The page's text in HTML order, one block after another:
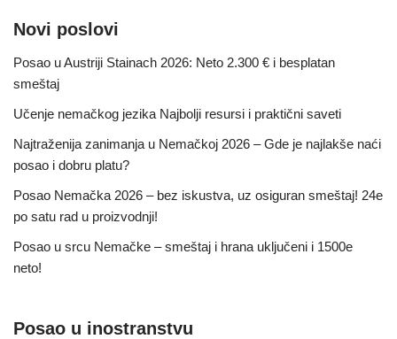
Novi poslovi
Posao u Austriji Stainach 2026: Neto 2.300 € i besplatan
smeštaj
Učenje nemačkog jezika Najbolji resursi i praktični saveti
Najtraženija zanimanja u Nemačkoj 2026 – Gde je najlakše naći
posao i dobru platu?
Posao Nemačka 2026 – bez iskustva, uz osiguran smeštaj! 24e
po satu rad u proizvodnji!
Posao u srcu Nemačke – smeštaj i hrana uključeni i 1500e
neto!
Posao u inostranstvu